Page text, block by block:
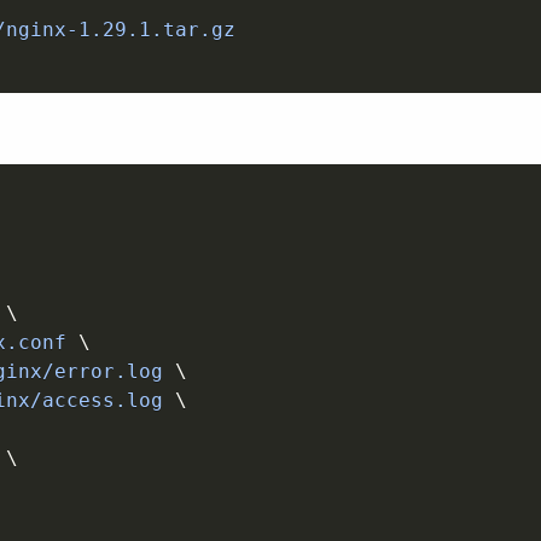
\
\
error.log \
access.log \
\